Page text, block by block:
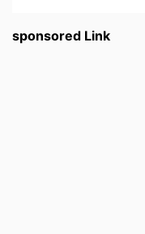
sponsored Link